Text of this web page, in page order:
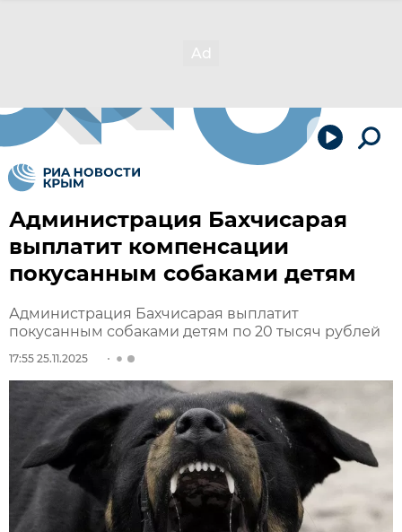
Администрация Бахчисарая
выплатит компенсации
покусанным собаками детям
Администрация Бахчисарая выплатит
покусанным собаками детям по 20 тысяч рублей
17:55 25.11.2025